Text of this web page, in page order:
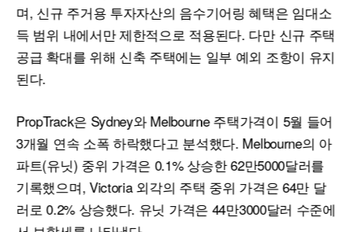
며, 신규 주거용 투자자산의 음수기어링 혜택은 임대소
득 범위 내에서만 제한적으로 적용된다. 다만 신규 주택
공급 확대를 위해 신축 주택에는 일부 예외 조항이 유지
된다.
PropTrack은 Sydney와 Melbourne 주택가격이 5월 들어
3개월 연속 소폭 하락했다고 분석했다. Melbourne의 아
파트(유닛) 중위 가격은 0.1% 상승한 62만5000달러를
기록했으며, Victoria 외각의 주택 중위 가격은 64만 달
러로 0.2% 상승했다. 유닛 가격은 44만3000달러 수준에